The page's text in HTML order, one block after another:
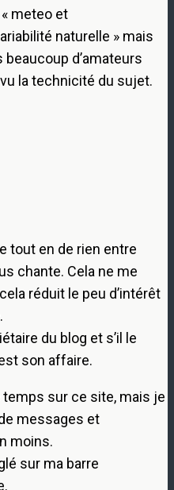
meteo et
naturelle » mais
beaucoup d’amateurs
la technicité du sujet.
tout en de rien entre
chante. Cela ne me
réduit le peu d’intérêt
du blog et s’il le
son affaire.
sur ce site, mais je
messages et
moins.
sur ma barre